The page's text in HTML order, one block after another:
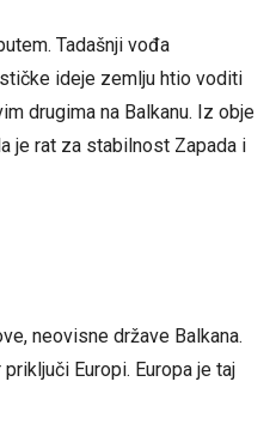
Tadašnji vođa
ideje zemlju htio voditi
drugima na Balkanu. Iz obje
je rat za stabilnost Zapada i
neovisne države Balkana.
Europi. Europa je taj